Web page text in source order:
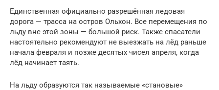
Единственная официально разрешённая ледовая
дорога — трасса на остров Ольхон. Все перемещения по
льду вне этой зоны — большой риск. Также спасатели
настоятельно рекомендуют не выезжать на лёд раньше
начала февраля и позже десятых чисел апреля, когда
лёд начинает таять.
На льду образуются так называемые «становые»